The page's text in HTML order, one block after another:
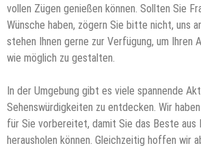
vollen Zügen genießen können. Sollten Sie
Wünsche haben, zögern Sie bitte nicht, uns
stehen Ihnen gerne zur Verfügung, um Ihren
wie möglich zu gestalten.
In der Umgebung gibt es viele spannende
Sehenswürdigkeiten zu entdecken. Wir
für Sie vorbereitet, damit Sie das Beste aus
herausholen können. Gleichzeitig hoffen wir